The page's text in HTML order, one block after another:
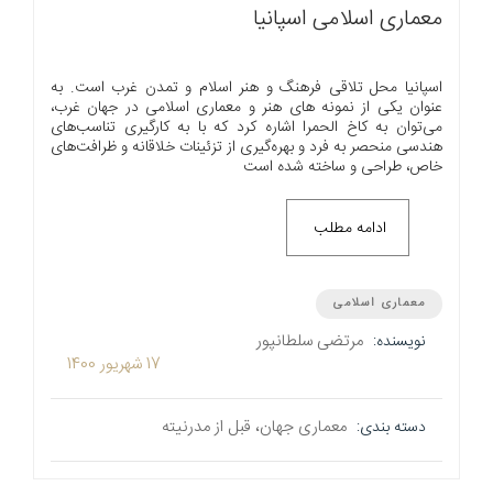
معماری اسلامی اسپانیا
اسپانیا محل تلاقی فرهنگ و هنر اسلام و تمدن غرب است. به
عنوان یکی از نمونه های هنر و معماری اسلامی در جهان غرب،
می‌توان به کاخ الحمرا اشاره کرد که با به کارگیری تناسب‌های
هندسی منحصر به فرد و بهره‌گیری از تزئینات خلاقانه و ظرافت‌های
خاص، طراحی و ساخته شده است
ادامه مطلب
معماری اسلامی
نویسنده: مرتضی سلطانپور
17 شهریور 1400
دسته بندی: معماری جهان، قبل از مدرنیته